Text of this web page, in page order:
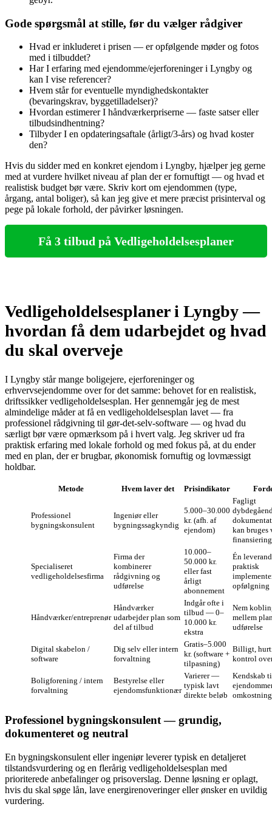
Gode spørgsmål at stille, før du vælger rådgiver
Hvad er inkluderet i prisen — er opfølgende møder og fotos
med i tilbuddet?
Har I erfaring med ejendomme/ejerforeninger i Lyngby og
kan I vise referencer?
Hvem står for eventuelle myndighedskontakter
(bevaringskrav, byggetilladelser)?
Hvordan estimerer I håndværkerpriserne — faste satser eller
tilbudsindhentning?
Tilbyder I en opdateringsaftale (årligt/3‑års) og hvad koster
den?
Hvis du sidder med en konkret ejendom i Lyngby, hjælper jeg gerne
med at vurdere hvilket niveau af plan der er fornuftigt — og hvad et
realistisk budget bør være. Skriv kort om ejendommen (type,
årgang, antal boliger), så kan jeg give et mere præcist prisinterval og
pege på lokale forhold, der påvirker løsningen.
Få 3 tilbud på Vedligeholdelsesplaner
Vedligeholdelsesplaner i Lyngby —
hvordan få dem udarbejdet og hvad
du skal overveje
I Lyngby står mange boligejere, ejerforeninger og
erhvervsejendomme over for det samme: behovet for en realistisk,
driftssikker vedligeholdelsesplan. Her gennemgår jeg de mest
almindelige måder at få en vedligeholdelsesplan lavet — fra
professionel rådgivning til gør‑det‑selv‑software — og hvad du
særligt bør være opmærksom på i hvert valg. Jeg skriver ud fra
praktisk erfaring med lokale forhold og med fokus på, at du ender
med en plan, der er brugbar, økonomisk fornuftig og lovmæssigt
holdbar.
Metode Hvem laver det Prisindikator
Professionel
bygningskonsulent
Ingeniør eller
bygningssagkyndig
5.000–30.000
kr. (afh. af
ejendom)
Fagligt
kan bruges
finansiering
Specialiseret
vedligeholdelsesfirma
Firma der
kombinerer
rådgivning og
udførelse
10.000–
50.000 kr.
eller fast
årligt
abonnement
Én
praktisk
opfølgning
Håndværker/entreprenør
Håndværker
udarbejder plan som
del af tilbud
Indgår ofte i
tilbud — 0–
10.000 kr.
ekstra
Nem
mellem
udførelse
Digital skabelon /
software
Dig selv eller intern
forvaltning
Gratis–5.000
kr. (software +
tilpasning)
Billigt,
kontrol
Boligforening / intern
forvaltning
Bestyrelse eller
ejendomsfunktionær
Varierer —
typisk lavt
direkte beløb
Kendskab
Professionel bygningskonsulent — grundig,
dokumenteret og neutral
En bygningskonsulent eller ingeniør leverer typisk en detaljeret
tilstandsvurdering og en flerårig vedligeholdelsesplan med
prioriterede anbefalinger og prisoverslag. Denne løsning er oplagt,
hvis du skal søge lån, lave energirenoveringer eller ønsker en uvildig
vurdering.